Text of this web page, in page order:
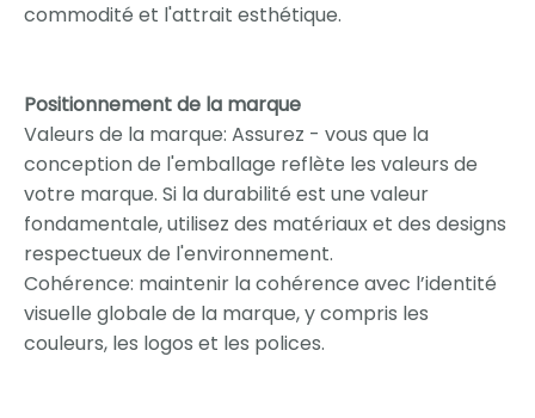
commodité et l'attrait esthétique.
Positionnement de la marque
Valeurs de la marque: Assurez - vous que la
conception de l'emballage reflète les valeurs de
votre marque. Si la durabilité est une valeur
fondamentale, utilisez des matériaux et des designs
respectueux de l'environnement.
Cohérence: maintenir la cohérence avec l’identité
visuelle globale de la marque, y compris les
couleurs, les logos et les polices.